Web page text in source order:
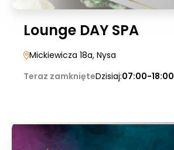
Lounge DAY SPA
Mickiewicza 18a, Nysa
Teraz zamknięteDzisiaj:07:00-18:00